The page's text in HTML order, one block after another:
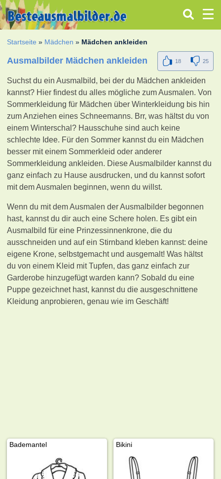
Startseite » Mädchen » Mädchen ankleiden
Ausmalbilder Mädchen ankleiden 18 25
Suchst du ein Ausmalbild, bei der du Mädchen ankleiden
kannst? Hier findest du alles mögliche zum Ausmalen. Von
Sommerkleidung für Mädchen über Winterkleidung bis hin
zum Anziehen eines Schneemanns. Brr, was hältst du von
einem Winterschal? Hausschuhe sind auch keine
schlechte Idee. Für den Sommer kannst du ein Mädchen
besser mit einem Sommerkleid oder anderer
Sommerkleidung ankleiden. Diese Ausmalbilder kannst du
ganz einfach zu Hause ausdrucken, und du kannst sofort
mit dem Ausmalen beginnen, wenn du willst.
Wenn du mit dem Ausmalen der Ausmalbilder begonnen
hast, kannst du dir auch eine Schere holen. Es gibt ein
Ausmalbild für eine Prinzessinnenkrone, die du
ausschneiden und auf ein Stirnband kleben kannst: deine
eigene Krone, selbstgemacht und ausgemalt! Was hältst
du von einem Kleid mit Tupfen, das ganz einfach zur
Garderobe hinzugefügt warden kann? Sobald du eine
Puppe gezeichnet hast, kannst du die ausgeschnittene
Kleidung anprobieren, genau wie im Geschäft!
Bademantel Bikini